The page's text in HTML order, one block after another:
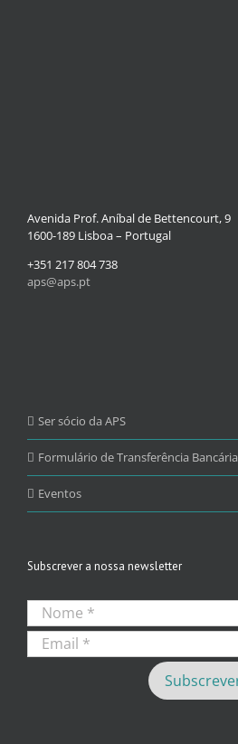
Avenida Prof. Aníbal de Bettencourt, 9
1600-189 Lisboa – Portugal
+351 217 804 738
aps@aps.pt
Ser sócio da APS
Formulário de Transferência Bancária
Eventos
Subscrever a nossa newsletter